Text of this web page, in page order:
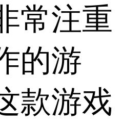
常注重
的游
款游戏